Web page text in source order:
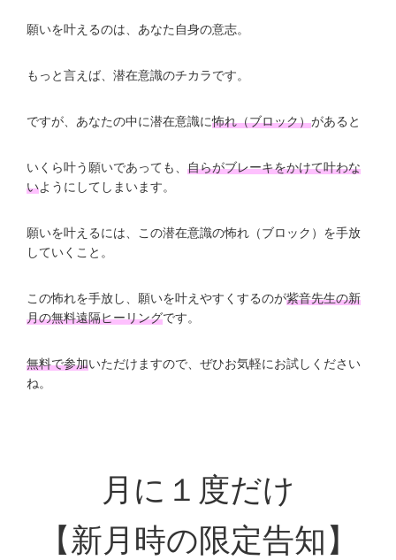
願いを叶えるのは、あなた自身の意志。
もっと言えば、潜在意識のチカラです。
ですが、あなたの中に潜在意識に怖れ（ブロック）があると
いくら叶う願いであっても、 自らがブレーキをかけて叶わな
いようにしてしまいます。
願いを叶えるには、この潜在意識の怖れ（ブロック）を手放
していくこと。
この怖れを手放し、願いを叶えやすくするのが紫音先生の新
月の無料遠隔ヒーリングです。
無料で参加いただけますので、ぜひお気軽にお試しください
ね。
月に１度だけ
【新月時の限定告知】